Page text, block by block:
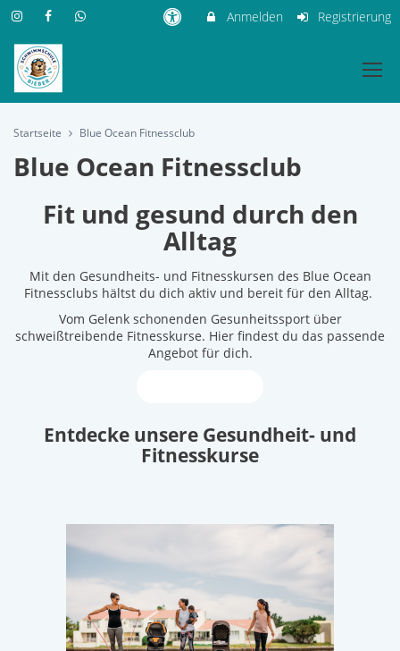
Anmelden Registrierung
Startseite Blue Ocean Fitnessclub
Blue Ocean Fitnessclub
Fit und gesund durch den
Alltag
Mit den Gesundheits- und Fitnesskursen des Blue Ocean
Fitnessclubs hältst du dich aktiv und bereit für den Alltag.
Vom Gelenk schonenden Gesunheitssport über
schweißtreibende Fitnesskurse. Hier findest du das passende
Angebot für dich.
Entdecke unsere Gesundheit- und
Fitnesskurse